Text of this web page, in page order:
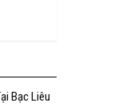
Bạc Liêu